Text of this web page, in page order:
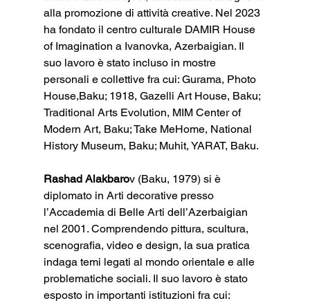
alla promozione di attività creative. Nel 2023
ha fondato il centro culturale DAMIR House
of Imagination a Ivanovka, Azerbaigian. Il
suo lavoro è stato incluso in mostre
personali e collettive fra cui: Gurama, Photo
House,Baku; 1918, Gazelli Art House, Baku;
Traditional Arts Evolution, MIM Center of
Modern Art, Baku; Take MeHome, National
History Museum, Baku; Muhit, YARAT, Baku.
Rashad Alakbarov (Baku, 1979) si è
diplomato in Arti decorative presso
l’Accademia di Belle Arti dell’Azerbaigian
nel 2001. Comprendendo pittura, scultura,
scenografia, video e design, la sua pratica
indaga temi legati al mondo orientale e alle
problematiche sociali. Il suo lavoro è stato
esposto in importanti istituzioni fra cui: